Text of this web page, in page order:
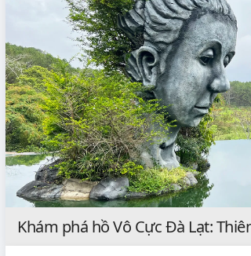
Khám phá hồ Vô Cực Đà Lạt: